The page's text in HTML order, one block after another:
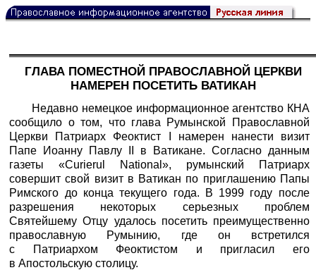
ГЛАВА ПОМЕСТНОЙ ПРАВОСЛАВНОЙ ЦЕРКВИ
НАМЕРЕН ПОСЕТИТЬ ВАТИКАН
Недавно немецкое информационное агентство КНА
сообщило о том, что глава Румынской Православной
Церкви Патриарх Феоктист I намерен нанести визит
Папе Иоанну Павлу II в Ватикане. Согласно данным
газеты «Curierul National», румынский Патриарх
совершит свой визит в Ватикан по приглашению Папы
Римского до конца текущего года. В 1999 году после
разрешения некоторых серьезных проблем
Святейшему Отцу удалось посетить преимущественно
православную Румынию, где он встретился
с Патриархом Феоктистом и пригласил его
в Апостольскую столицу.